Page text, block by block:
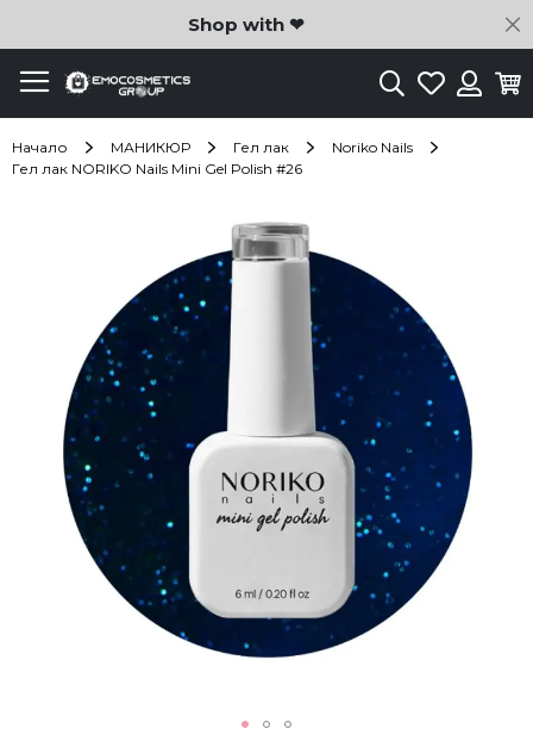
Shop with ❤
ТърсенеЛюбими
Начало МАНИКЮР Гел лак
Noriko Nails
Гел лак NORIKO Nails Mini Gel Polish #26
изображенията